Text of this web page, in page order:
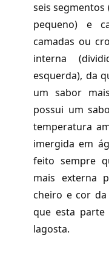
seis
pequeno) e
camadas ou
interna
esquerda), da
um sabor
possui um
temperatura
imergida em
feito sempre
mais externa
cheiro e cor da
que esta parte
lagosta.